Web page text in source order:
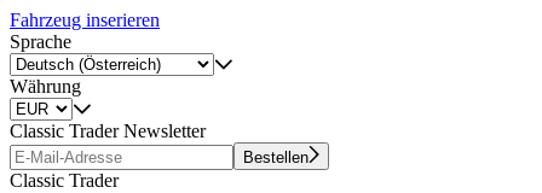
Fahrzeug inserieren
Sprache
Währung
Classic Trader Newsletter
Bestellen
Classic Trader